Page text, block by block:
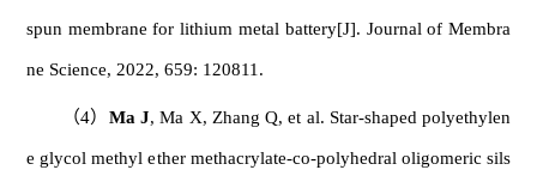
spun membrane for lithium metal battery[J]. Journal of Membra
ne Science, 2022, 659: 120811.
（4） Ma J, Ma X, Zhang Q, et al. Star-shaped polyethylen
e glycol methyl ether methacrylate-co-polyhedral oligomeric sils